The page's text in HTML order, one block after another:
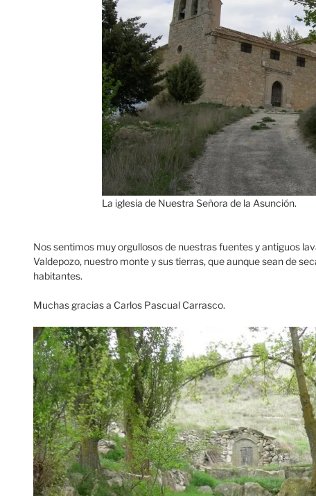
La iglesia de Nuestra Señora de la Asunción.
Nos sentimos muy orgullosos de nuestras fuentes y antiguos
Valdepozo, nuestro monte y sus tierras, que aunque sean de
habitantes.
Muchas gracias a Carlos Pascual Carrasco.